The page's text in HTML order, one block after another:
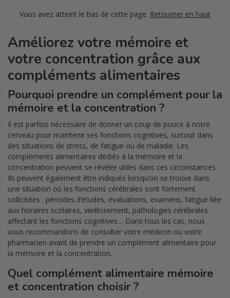
Vous avez atteint le bas de cette page. Retourner en haut
Améliorez votre mémoire et
votre concentration grâce aux
compléments alimentaires
Pourquoi prendre un complément pour la
mémoire et la concentration ?
Il est parfois nécessaire de donner un coup de pouce à notre
cerveau pour maintenir ses fonctions cognitives, surtout dans
des situations de stress, de fatigue ou de maladie. Les
compléments alimentaires dédiés à la mémoire et la
concentration peuvent se révéler utiles dans ces circonstances.
Ils peuvent également être indiqués lorsqu’on se trouve dans
une situation où les fonctions cérébrales sont fortement
sollicitées : périodes d’études, évaluations, examens, fatigue liée
aux horaires scolaires, vieillissement, pathologies cérébrales
affectant les fonctions cognitives… Dans tous les cas, nous
vous recommandons de consulter votre médecin ou votre
pharmacien avant de prendre un complément alimentaire pour
la mémoire et la concentration.
Quel complément alimentaire mémoire
et concentration choisir ?